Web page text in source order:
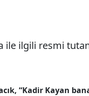
ile ilgili resmi
“Kadir Kayan